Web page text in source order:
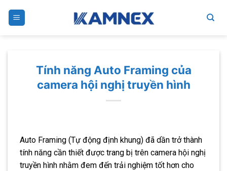
Tính năng Auto Framing của
camera hội nghị truyền hình
Auto Framing (Tự động định khung) đã dần trở thành
tính năng cần thiết được trang bị trên camera hội nghị
truyền hình nhằm đem đến trải nghiệm tốt hơn cho